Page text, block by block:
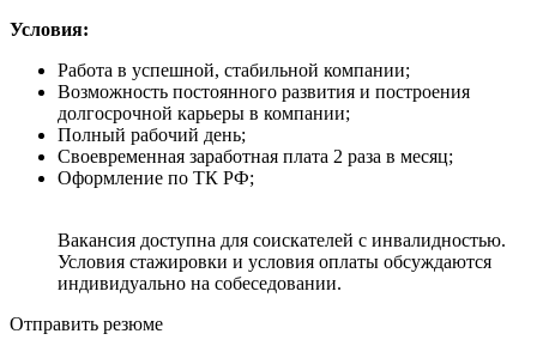
Условия:
Работа в успешной, стабильной компании;
Возможность постоянного развития и построения
долгосрочной карьеры в компании;
Полный рабочий день;
Своевременная заработная плата 2 раза в месяц;
Оформление по ТК РФ;
Вакансия доступна для соискателей с инвалидностью.
Условия стажировки и условия оплаты обсуждаются
индивидуально на собеседовании.
Отправить резюме